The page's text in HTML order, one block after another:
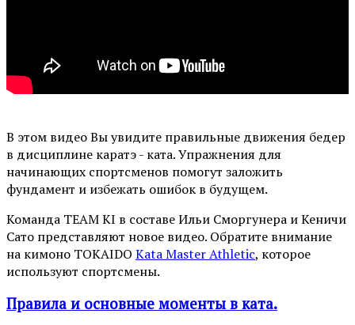
В этом видео Вы увидите правильные движения бедер
в дисциплине каратэ - ката. Упражнения для
начинающих спортсменов помогут заложить
фундамент и избежать ошибок в будущем.
Команда TEAM KI в составе Ильи Сморгунера и Кеничи
Сато представляют новое видео. Обратите внимание
на кимоно TOKAIDO Kata Master Athletic, которое
используют спортсмены.
Правила и основные моменты в ката.